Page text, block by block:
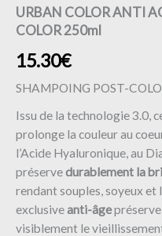
URBAN COLOR ANTI
COLOR 250ml
15.30€
SHAMPOING POST-
Issu de la technologie 3.0,
prolonge la couleur au
l’Acide Hyaluronique, au
préservedurablement la
rendant souples, soyeux et
exclusiveanti-âgepréserve
visiblement le